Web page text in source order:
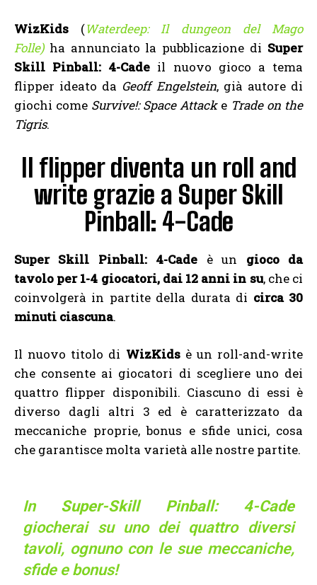
WizKids (Waterdeep: Il dungeon del Mago
Folle)ha annunciato la pubblicazione di Super
Skill Pinball: 4-Cade il nuovo gioco a tema
flipper ideato da Geoff Engelstein, già autore di
giochi come Survive!: Space Attacke Trade on the
Tigris.
Il flipper diventa un roll and
write grazie a Super Skill
Pinball: 4-Cade
Super Skill Pinball: 4-Cade è un gioco da
tavolo per 1-4 giocatori, dai 12 anni in su, che ci
coinvolgerà in partite della durata di circa 30
minuti ciascuna.
Il nuovo titolo di WizKidsè un roll-and-write
che consente ai giocatori di scegliere uno dei
quattro flipper disponibili. Ciascuno di essi è
diverso dagli altri 3 ed è caratterizzato da
meccaniche proprie, bonus e sfide unici, cosa
che garantisce molta varietà alle nostre partite.
In Super-Skill Pinball: 4-Cade
giocherai su uno dei quattro diversi
tavoli, ognuno con le sue meccaniche,
sfide e bonus!